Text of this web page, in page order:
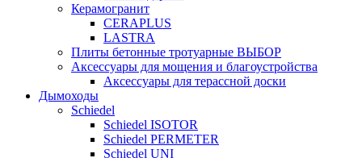
Керамогранит
CERAPLUS
LASTRA
Плиты бетонные тротуарные ВЫБОР
Аксессуары для мощения и благоустройства
Аксессуары для терассной доски
Дымоходы
Schiedel
Schiedel ISOTOR
Schiedel PERMETER
Schiedel UNI